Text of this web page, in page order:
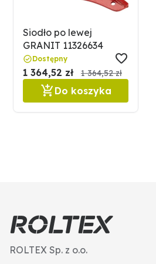
Siodło po lewej
GRANIT 11326634
Dostępny
1 364,52 zł 1 364,52 zł
Do koszyka
ROLTEX Sp. z o.o.